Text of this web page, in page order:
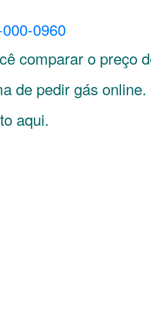
0960
comparar o preço
de pedir gás
aqui.